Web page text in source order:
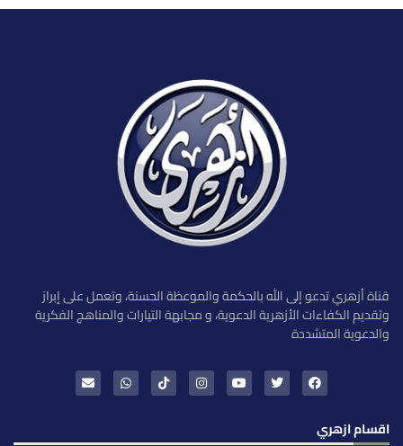
قناة أزهري تدعو إلى الله بالحكمة والموعظة الحسنة، وتعمل على إبراز
وتقديم الكفاءات الأزهرية الدعوية، و مجابهة التيارات والمناهج الفكرية
والدعوية المتشددة
اقسام ازهري